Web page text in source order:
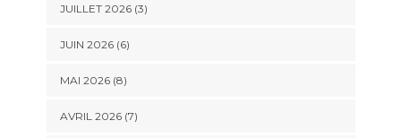
JUILLET 2026 (3)
JUIN 2026 (6)
MAI 2026 (8)
AVRIL 2026 (7)